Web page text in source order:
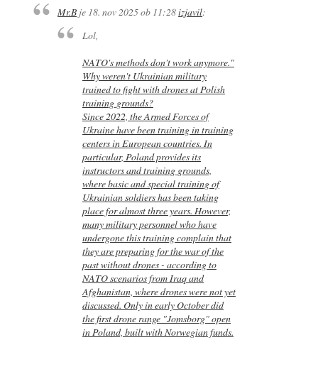
Mr.B je 18. nov 2025 ob 11:28izjavil:
Lol,
NATO's methods don't work anymore."
Why weren't Ukrainian military
trained to fight with drones at Polish
training grounds?
Since 2022, the Armed Forces of
Ukraine have been training in training
centers in European countries. In
particular, Poland provides its
instructors and training grounds,
where basic and special training of
Ukrainian soldiers has been taking
place for almost three years. However,
many military personnel who have
undergone this training complain that
they are preparing for the war of the
past without drones - according to
NATO scenarios from Iraq and
Afghanistan, where drones were not yet
discussed. Only in early October did
the first drone range "Jomsborg" open
in Poland, built with Norwegian funds.